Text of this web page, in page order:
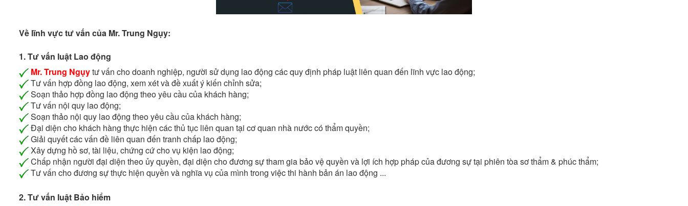
Về lĩnh vực tư vấn của Mr. Trung Ngụy:
1. Tư vấn luật Lao động
Mr. Trung Ngụytư vấn cho doanh nghiệp, người sử dụng lao động các quy định pháp luật liên quan đến lĩnh vực lao động;
Tư vấn hợp đồng lao động, xem xét và đề xuất ý kiến chỉnh sửa;
Soạn thảo hợp đồng lao động theo yêu cầu của khách hàng;
Tư vấn nội quy lao động;
Soạn thảo nội quy lao động theo yêu cầu của khách hàng;
Đại diện cho khách hàng thực hiện các thủ tục liên quan tại cơ quan nhà nước có thẩm quyền;
Giải quyết các vấn đề liên quan đến tranh chấp lao động;
Xây dựng hồ sơ, tài liệu, chứng cứ cho vụ kiện lao động;
Chấp nhận người đại diện theo ủy quyền, đại diện cho đương sự tham gia bảo vệ quyền và lợi ích hợp pháp của đương sự tại phiên tòa sơ thẩm & phúc thẩm;
Tư vấn cho đương sự thực hiện quyền và nghĩa vụ của mình trong việc thi hành bản án lao động ...
2. Tư vấn luật Bảo hiểm